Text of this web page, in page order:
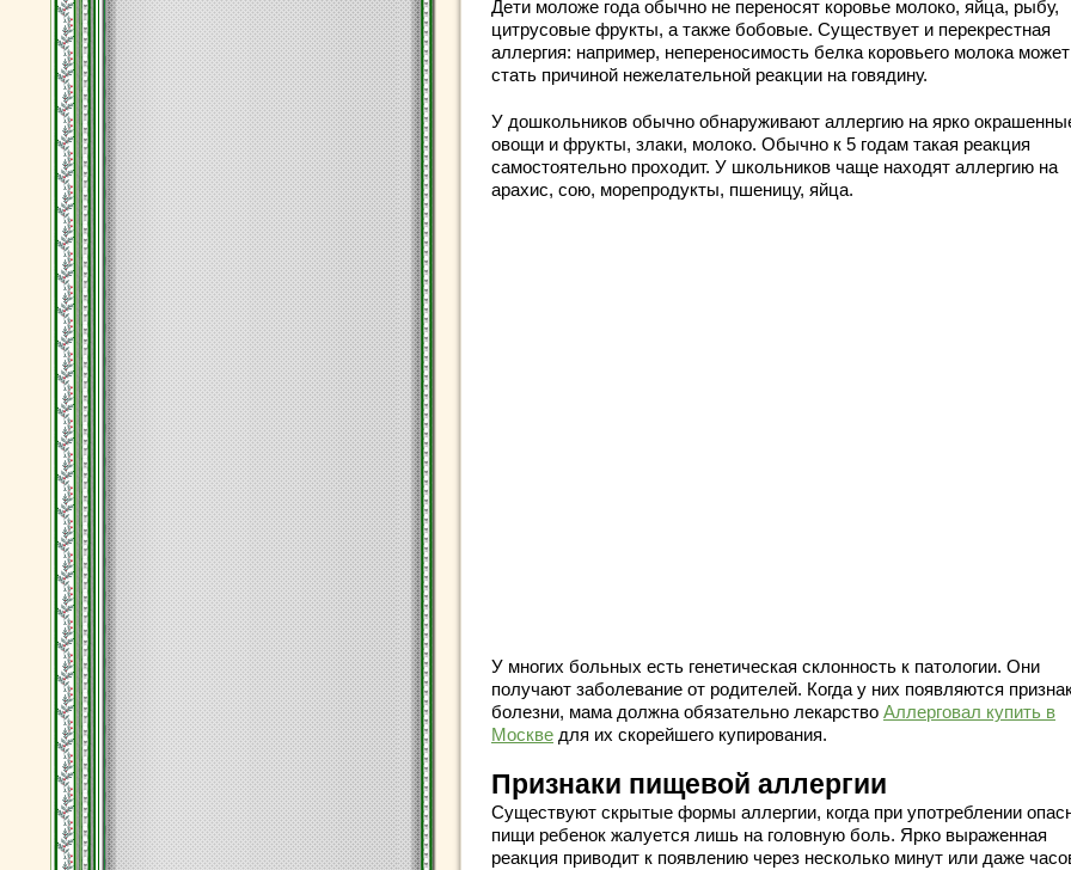
Дети моложе года обычно не переносят коровье молоко, яйца, рыбу,
цитрусовые фрукты, а также бобовые. Существует и перекрестная
аллергия: например, непереносимость белка коровьего молока может
стать причиной нежелательной реакции на говядину.
У дошкольников обычно обнаруживают аллергию на ярко
овощи и фрукты, злаки, молоко. Обычно к 5 годам такая реакция
самостоятельно проходит. У школьников чаще находят аллергию на
арахис, сою, морепродукты, пшеницу, яйца.
У многих больных есть генетическая склонность к патологии. Они
получают заболевание от родителей. Когда у них появляются
болезни, мама должна обязательно лекарство Аллерговал купить в
Москве для их скорейшего купирования.
Признаки пищевой аллергии
Существуют скрытые формы аллергии, когда при употреблении
пищи ребенок жалуется лишь на головную боль. Ярко выраженная
реакция приводит к появлению через несколько минут или даже